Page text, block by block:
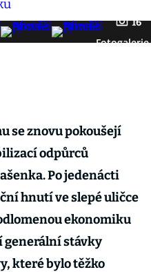
16
Fotogalerie
se znovu pokoušejí
odpůrců
Po jedenácti
hnutí ve slepé uličce
ekonomiku
generální stávky
které bylo těžko